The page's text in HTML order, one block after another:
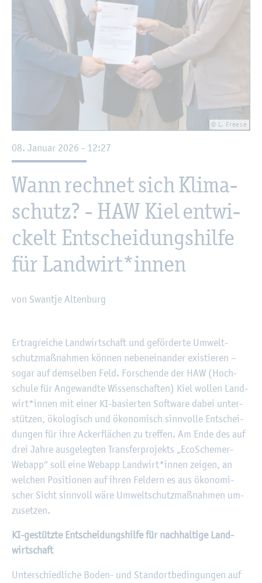
© L. Free­se
08. Ja­nu­ar 2026 - 12:27
Wann rech­net sich Kli­ma­
schutz? - HAW Kiel ent­wi­
ckelt Ent­schei­dungs­hil­fe
für Land­wirt*innen
von Swant­je Al­ten­burg
Er­trag­rei­che Land­wirt­schaft und ge­för­der­te Um­welt­
schutz­maß­nah­men kön­nen ne­ben­ein­an­der exis­tie­ren –
sogar auf dem­sel­ben Feld. For­schen­de der HAW (Hoch­
schu­le für An­ge­wand­te Wis­sen­schaf­ten) Kiel wol­len Land­
wirt*innen mit einer KI-ba­sier­ten Soft­ware dabei un­ter­
stüt­zen, öko­lo­gisch und öko­no­misch sinn­vol­le Ent­schei­
dun­gen für ihre Acker­flä­chen zu tref­fen. Am Ende des auf
drei Jahre aus­ge­leg­ten Trans­fer­pro­jekts „Eco­Sche­mer-
Webapp“ soll eine Webapp Land­wirt*innen zei­gen, an
wel­chen Po­si­tio­nen auf ihren Fel­dern es aus öko­no­mi­
scher Sicht sinn­voll wäre Um­welt­schutz­maß­nah­men um­
zu­set­zen.
KI-ge­stütz­te Ent­schei­dungs­hil­fe für nach­hal­ti­ge Land­
wirt­schaft
Un­ter­schied­li­che Boden- und Stand­ort­be­din­gun­gen auf
©Fach­hoch­schu­le Kiel